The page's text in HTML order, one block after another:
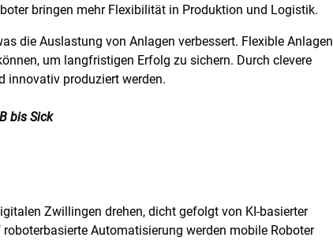
bringen mehr Flexibilität in Produktion und Logistik.
die Auslastung von Anlagen verbessert. Flexible Anlagen
um langfristigen Erfolg zu sichern. Durch clevere
innovativ produziert werden.
bis Sick
Zwillingen drehen, dicht gefolgt von KI-basierter
Automatisierung werden mobile Roboter